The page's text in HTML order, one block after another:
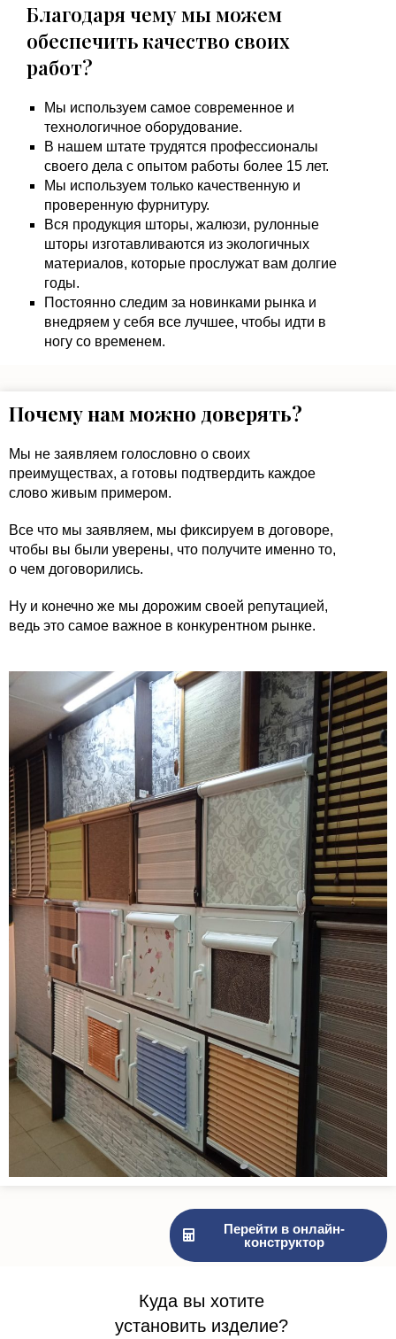
Благодаря чему мы можем
обеспечить качество своих
работ?
Мы используем самое современное и
технологичное оборудование.
В нашем штате трудятся профессионалы
своего дела с опытом работы более 15 лет.
Мы используем только качественную и
проверенную фурнитуру.
Вся продукция шторы, жалюзи, рулонные
шторы изготавливаются из экологичных
материалов, которые прослужат вам долгие
годы.
Постоянно следим за новинками рынка и
внедряем у себя все лучшее, чтобы идти в
ногу со временем.
Почему нам можно доверять?
Мы не заявляем голословно о своих
преимуществах, а готовы подтвердить каждое
слово живым примером.
Все что мы заявляем, мы фиксируем в договоре,
чтобы вы были уверены, что получите именно то,
о чем договорились.
Ну и конечно же мы дорожим своей репутацией,
ведь это самое важное в конкурентном рынке.
Перейти в онлайн-
конструктор
Куда вы хотите
установить изделие?